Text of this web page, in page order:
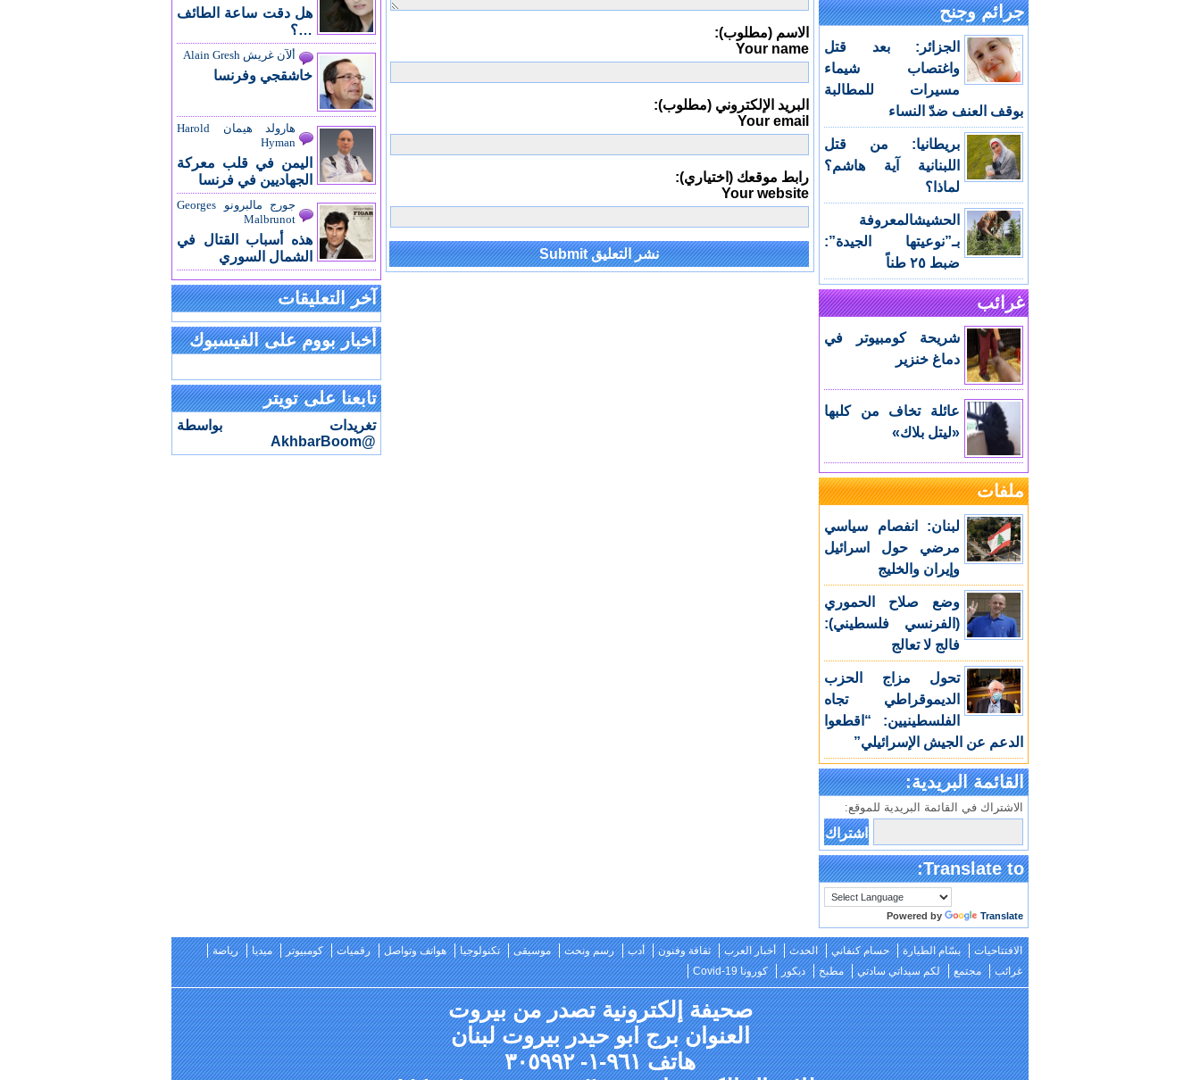
جرائم وجنح
الجزائر: بعد قتل
واغتصاب شيماء
مسيرات للمطالبة
بوقف العنف ضدّ النساء
بريطانيا: من قتل
اللبنانية آية هاشم؟
لماذا؟
الحشيشالمعروفة
بـ”نوعيتها الجيدة”:
ضبط ٢٥ طناً
غرائب
شريحة كومبيوتر في
دماغ خنزير
عائلة تخاف من كلبها
«ليتل بلاك»
ملفات
لبنان: انفصام سياسي
مرضي حول اسرائيل
وإيران والخليج
وضع صلاح الحموري
(الفرنسي فلسطيني):
فالج لا تعالج
تحول مزاج الحزب
الديموقراطي تجاه
الفلسطينيين: “اقطعوا
الدعم عن الجيش الإسرائيلي”
القائمة البريدية:
الاشتراك في القائمة البريدية للموقع:
Translate to:
Powered by Translate
الاسم (مطلوب):
Your name
البريد الإلكتروني (مطلوب):
Your email
رابط موقعك (اختياري):
Your website
Alternative:
هل دقت ساعة الطائف
…؟
ألآن غريش Alain Gresh
خاشقجي وفرنسا
هارولد هيمان Harold
Hyman
اليمن في قلب معركة
الجهاديين في فرنسا
جورج مالبرونو Georges
Malbrunot
هذه أسباب القتال في
الشمال السوري
آخر التعليقات
أخبار بووم على الفيسبوك
تابعنا على تويتر
تغريدات بواسطة
@AkhbarBoom
الافتتاحيات بسّام الطيارة حسام كنفاني الحدث أخبار العرب ثقافة وفنون أدب رسم ونحت موسيقى تكنولوجيا هواتف وتواصل رقميات كومبيوتر ميديا
رياضة
غرائب
مجتمع لكم سيداتي سادتي مطبخ ديكور كورونا Covid-19
صحيفة إلكترونية تصدر من بيروت
العنوان برج ابو حيدر بيروت لبنان
هاتف ٩٦١-١- ٣٠٥٩٩٢